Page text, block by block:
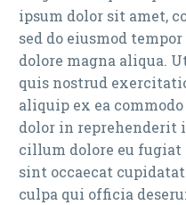
ipsum dolor sit amet,
sed do eiusmod
dolore magna aliqua.
quis nostrud
aliquip ex ea
dolor in reprehenderit
cillum dolore eu
sint occaecat
culpa qui officia